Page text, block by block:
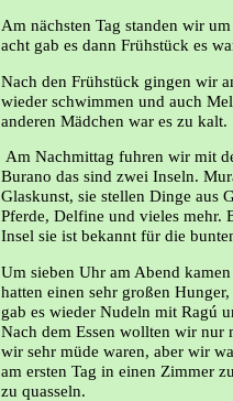
Am nächsten Tag standen wir
acht gab es dann Frühstück es
Nach den Frühstück gingen wir
wieder schwimmen und auch
anderen Mädchen war es zu kalt.
Am Nachmittag fuhren wir mit
Burano das sind zwei Inseln.
Glaskunst, sie stellen Dinge aus
Pferde, Delfine und vieles mehr.
Insel sie ist bekannt für die
Um sieben Uhr am Abend
hatten einen sehr großen
gab es wieder Nudeln mit Ragú
Nach dem Essen wollten wir nur
wir sehr müde waren, aber wir
am ersten Tag in einen Zimmer
zu quasseln.